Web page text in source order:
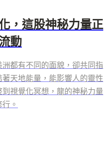
，這股神秘力量正
動
都有不同的面貌，卻共同指
天地能量，能影響人的靈性
視覺化冥想，龍的神秘力量
。